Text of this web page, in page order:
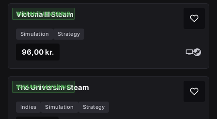
INSTANT LEVERING
Victoria III Steam
Simulation Strategy
96,00 kr.
INSTANT LEVERING
The Universim Steam
Indies Simulation Strategy